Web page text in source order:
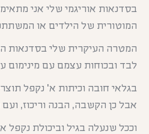
בסדנאות אוריגמי שלי אני
המוטורית של הילדים או
המטרה העיקרית שלי בסדנאות
לבד ובכוחות עצמם עם מינימום
בגלאי חובה וכיתות א' נקפל
אבל כן הקשבה, הבנה וריכוז,
וככל שנעלה בגיל וביכולת